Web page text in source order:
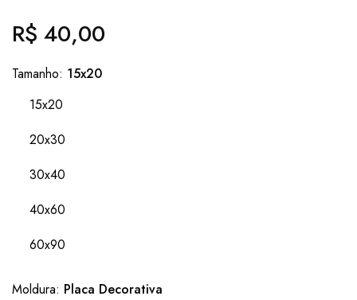
Preço
normal
R$ 40,00
Tamanho: 15x20
15x20
20x30
30x40
40x60
60x90
Moldura: Placa Decorativa